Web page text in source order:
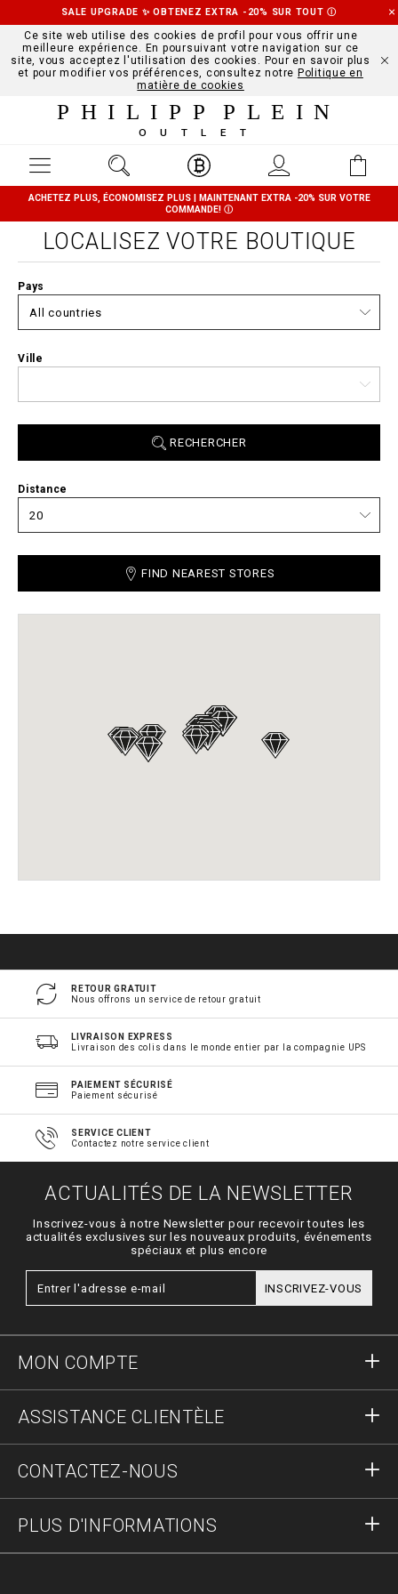
SALE UPGRADE ✨ OBTENEZ EXTRA -20% SUR TOUTⒾ
Ce site web utilise des cookies de profil pour vous offrir une
meilleure expérience. En poursuivant votre navigation sur ce
site, vous acceptez l'utilisation des cookies. Pour en savoir plus
et pour modifier vos préférences, consultez notre Politique en
matière de cookies
PHILIPP PLEIN
OUTLET
ACHETEZ PLUS, ÉCONOMISEZ PLUS | MAINTENANT EXTRA -20% SUR VOTRE
COMMANDE! Ⓘ
LOCALISEZ VOTRE BOUTIQUE
Pays
Ville
RECHERCHER
Distance
FIND NEAREST STORES
RETOUR GRATUIT
Nous offrons un service de retour gratuit
LIVRAISON EXPRESS
Livraison des colis dans le monde entier par la compagnie UPS
PAIEMENT SÉCURISÉ
Paiement sécurisé
SERVICE CLIENT
Contactez notre service client
ACTUALITÉS DE LA NEWSLETTER
Inscrivez-vous à notre Newsletter pour recevoir toutes les
actualités exclusives sur les nouveaux produits, événements
spéciaux et plus encore
INSCRIVEZ-VOUS
MON COMPTE
Statut de la commande :
ASSISTANCE CLIENTÈLE
Expédition
CONTACTEZ-NOUS
PLUS D'INFORMATIONS